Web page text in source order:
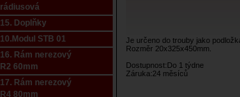
rádiusová
15. Doplňky
10.Modul STB 01
16. Rám nerezový
R2 60mm
17. Rám nerezový
R4 80mm
Je určeno do trouby jako
Rozměr 20x325x450mm.
Dostupnost:Do 1 týdne­
Záruka:24 měsíců